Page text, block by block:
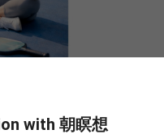
with 朝瞑想